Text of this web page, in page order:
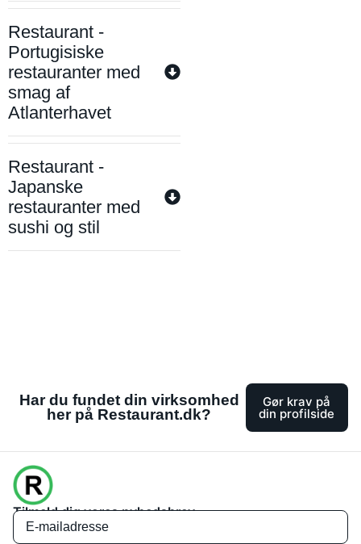
Restaurant -
Portugisiske
restauranter med
smag af
Atlanterhavet
Restaurant -
Japanske
restauranter med
sushi og stil
Har du fundet din virksomhed
her på Restaurant.dk?
Gør krav på
din profilside
Tilmeld dig vores nyhedsbrev